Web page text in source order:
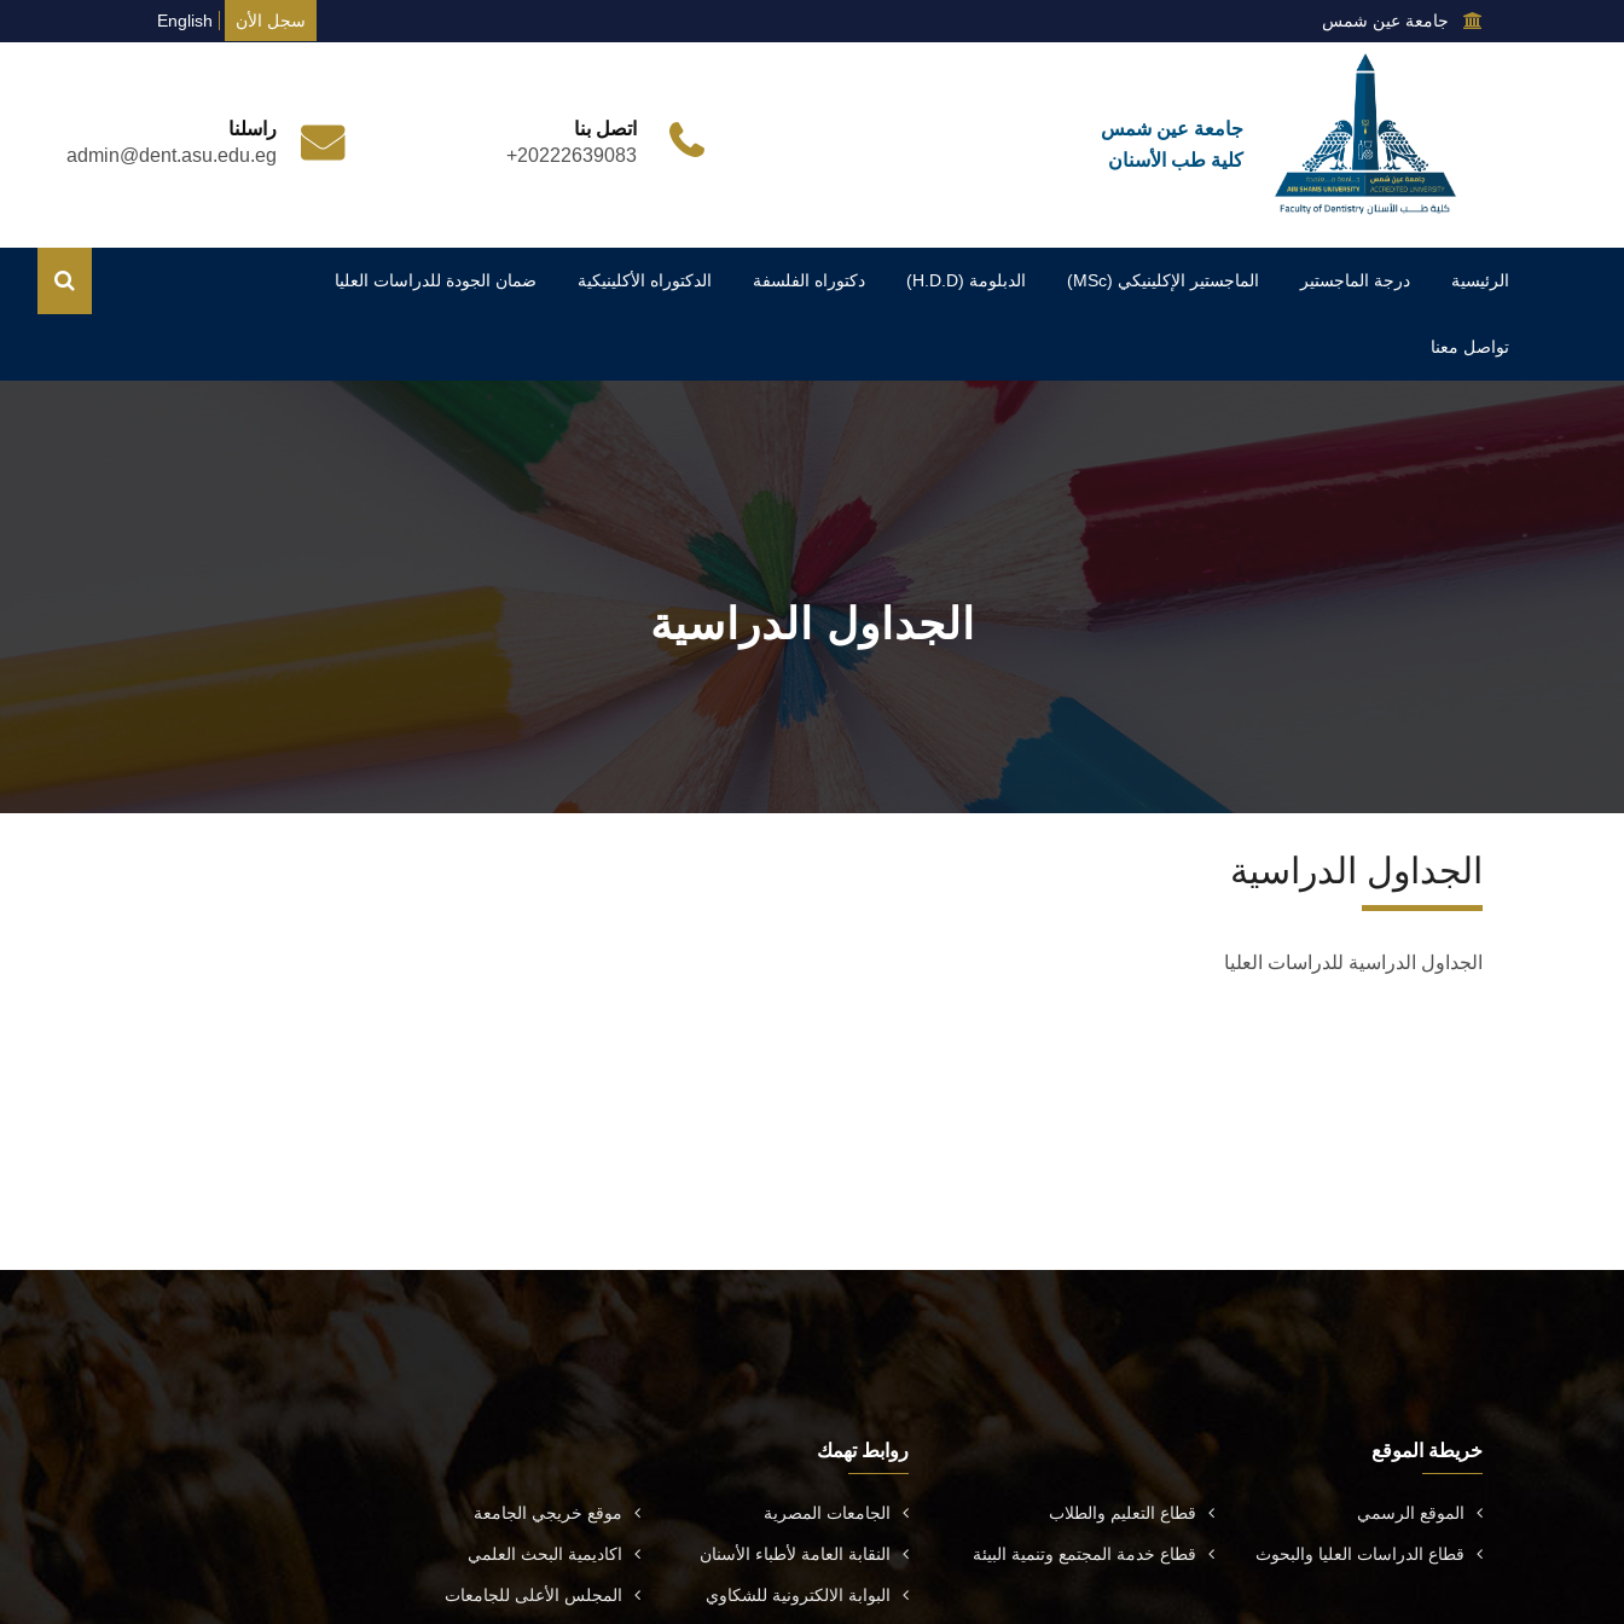
جامعة عين شمس سجل الأن English
جامعة عين شمس
كلية طب الأسنان
اتصل بنا
+20222639083
راسلنا
admin@dent.asu.edu.eg
الرئيسية درجة الماجستير الماجستير الإكلينيكي (MSc) الدبلومة (H.D.D) دكتوراه الفلسفة الدكتوراه الأكلينيكية ضمان الجودة للدراسات العليا
تواصل معنا
الجداول الدراسية
الجداول الدراسية
الجداول الدراسية للدراسات العليا
خريطة الموقع
الموقع الرسمي قطاع التعليم والطلاب
قطاع الدراسات العليا والبحوث قطاع خدمة المجتمع وتنمية البيئة
روابط تهمك
الجامعات المصرية موقع خريجي الجامعة
النقابة العامة لأطباء الأسنان اكاديمية البحث العلمي
البوابة الالكترونية للشكاوي المجلس الأعلى للجامعات